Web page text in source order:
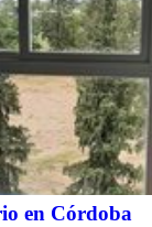
en Córdoba